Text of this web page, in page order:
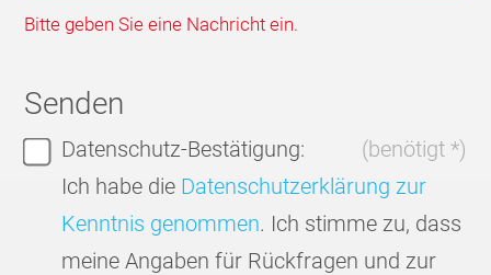
Bitte geben Sie eine Nachricht ein.
Senden
Datenschutz-Bestätigung:
(benötigt *)
Ich habe die Datenschutzerklärung zur
Kenntnis genommen. Ich stimme zu, dass
meine Angaben für Rückfragen und zur